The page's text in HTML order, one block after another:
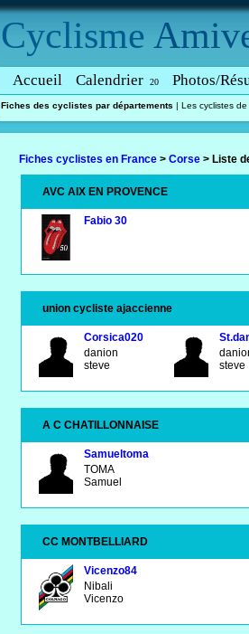
Cyclisme
Accueil Calendrier 20 Photos/
Fiches des cyclistes par départements | Les cyclistes
Fiches cyclistes en France > Corse > Liste
AVC AIX EN PROVENCE
Fabio 30
union cycliste ajaccienne
Corsica020
danion
steve
steve
A C CHATILLONNAISE
Samueltoma
TOMA
Samuel
CC MONTBELLIARD
Vicenzo84
Nibali
Vicenzo